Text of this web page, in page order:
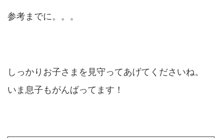
参考までに。。。
しっかりお子さまを見守ってあげてくださいね。
いま息子もがんばってます！